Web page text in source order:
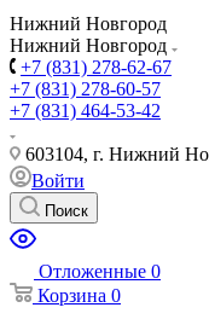
Нижний Новгород
Нижний Новгород
+7 (831) 278-62-67
+7 (831) 278-60-57
+7 (831) 464-53-42
603104, г. Нижний
Войти
Поиск
Отложенные 0
Корзина 0